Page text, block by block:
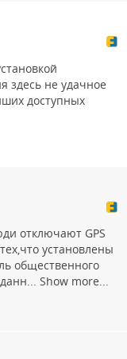
здесь не удачное
доступных
отключают GPS
установлены
общественного
Show more...